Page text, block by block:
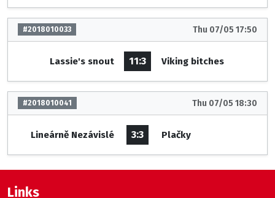
#2018010033 Thu 07/05 17:50
Lassie's snout 11:3 Viking bitches
#2018010041 Thu 07/05 18:30
Lineárně Nezávislé 3:3 Plačky
Links